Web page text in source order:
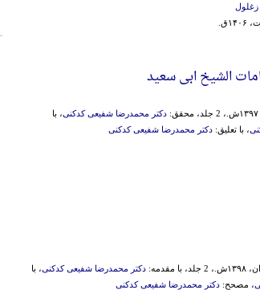
الشیخ ابی سعید
دکتر محمدرضا شفیعی کدکنی، با
، با تعلیق: دکتر محمدرضا شفیعی کدکنی
دکتر محمدرضا شفیعی کدکنی، با
، مصحح: دکتر محمدرضا شفیعی کدکنی